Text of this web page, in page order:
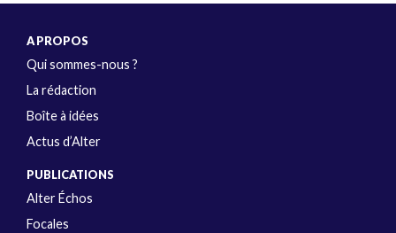
A PROPOS
Qui sommes-nous ?
La rédaction
Boîte à idées
Actus d’Alter
PUBLICATIONS
Alter Échos
Focales